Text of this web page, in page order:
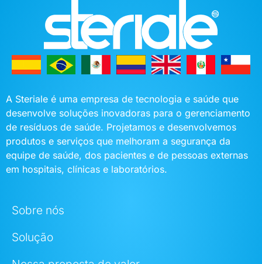
A Steriale é uma empresa de tecnologia e saúde que
desenvolve soluções inovadoras para o gerenciamento
de resíduos de saúde. Projetamos e desenvolvemos
produtos e serviços que melhoram a segurança da
equipe de saúde, dos pacientes e de pessoas externas
em hospitais, clínicas e laboratórios.
Sobre nós
Solução